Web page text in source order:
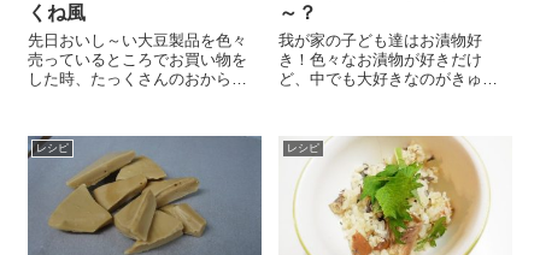
くね風
先日おいし～い大豆製品を色々
売っているところでお買い物を
した時、たっくさんのおからを
お豆腐とおからを使ってつくね
もどきを作りました！ まず、た
まねぎをみじん切りにして炒め
ます。お...
～？
我が家の子ども達はお漬物好
き！色々なお漬物が好きだけ
ど、中でも大好きなのがきゅう
くあん』はいつも薄く切ってご
はんと一緒に食べるのだけど、
今日はちょっとアレンジ、きゅ
うりと一緒に和え...
レシピ レシピ